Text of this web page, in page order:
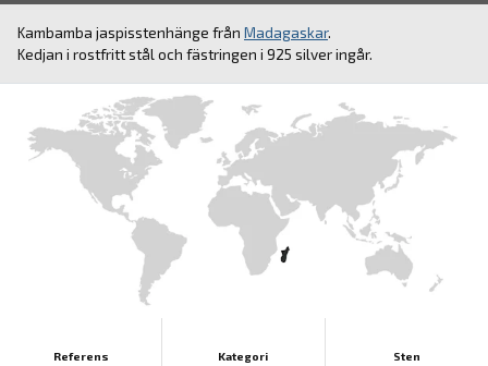
Kambamba jaspisstenhänge från Madagaskar.
Kedjan i rostfritt stål och fästringen i 925 silver ingår.
Referens Kategori Sten